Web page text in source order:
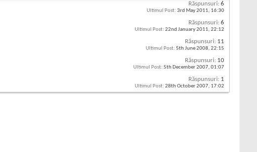
Răspunsuri: 6
Ultimul Post: 3rd May 2011, 16:30
Răspunsuri: 6
Ultimul Post: 22nd January 2011, 22:12
Răspunsuri: 11
Ultimul Post: 5th June 2008, 22:15
Răspunsuri: 10
Ultimul Post: 5th December 2007, 01:07
Răspunsuri: 1
Ultimul Post: 28th October 2007, 17:02